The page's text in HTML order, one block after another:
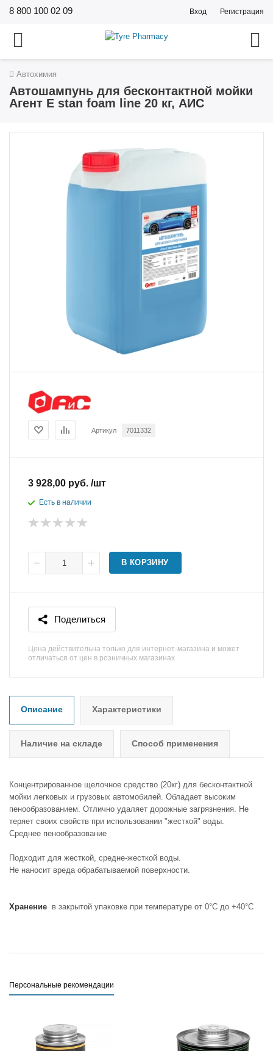
8 800 100 02 09 Вход Регистрация
Автохимия
Автошампунь для бесконтактной мойки
Агент Е stan foam line 20 кг, АИС
Артикул 7011332
3 928,00 руб. /шт
Есть в наличии
В КОРЗИНУ
Поделиться
Цена действительна только для интернет-магазина и может
отличаться от цен в розничных магазинах
Описание Характеристики
Наличие на складе Способ применения
Концентрированное щелочное средство (20кг) для бесконтактной
мойки легковых и грузовых автомобилей. Обладает высоким
пенообразованием. Отлично удаляет дорожные загрязнения. Не
теряет своих свойств при использовании "жесткой" воды.
Среднее пенообразование
Подходит для жесткой, средне-жесткой воды.
Не наносит вреда обрабатываемой поверхности.
Хранение в закрытой упаковке при температуре от 0°С до +40°С
Персональные рекомендации